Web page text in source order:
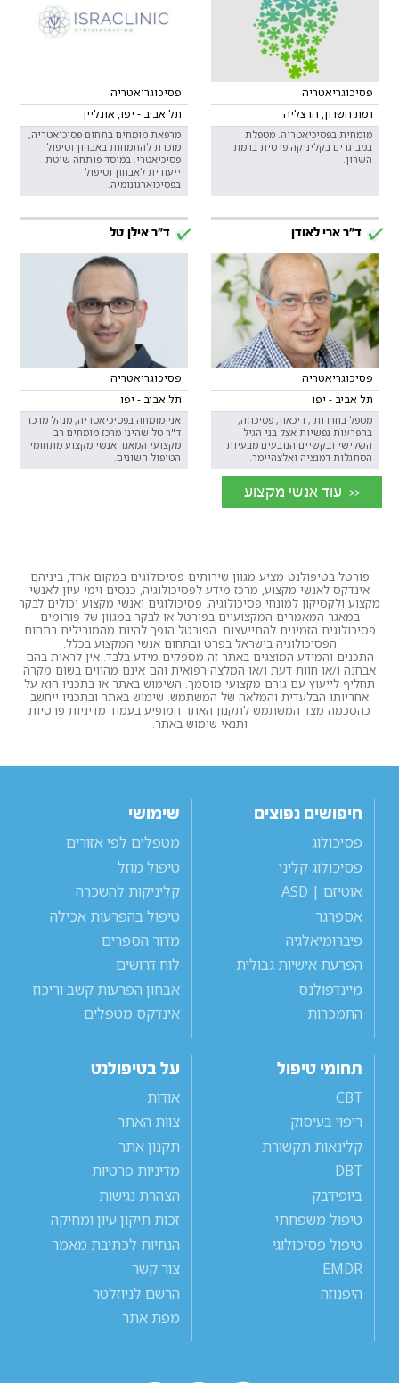
פסיכוגריאטריה
רמת השרון, הרצליה
מומחית בפסיכיאטריה. מטפלת
במבוגרים בקליניקה פרטית ברמת
השרון.
פסיכוגריאטריה
תל אביב - יפו, אונליין
מרפאת מומחים בתחום פסיכיאטריה,
מוכרת להתמחות באבחון וטיפול
פסיכיאטרי. במוסד פותחה שיטת
ייעודית לאבחון וטיפול
בפסיכוארגונומיה.
ד"ר ארי לאודן
פסיכוגריאטריה
תל אביב - יפו
מטפל בחרדות , דיכאון, פסיכוזה,
בהפרעות נפשיות אצל בני הגיל
השלישי ובקשיים הנובעים מבעיות
הסתגלות דמנציה ואלצהיימר.
ד"ר אילן טל
פסיכוגריאטריה
תל אביב - יפו
אני מומחה בפסיכיאטריה, מנהל מרכז
ד"ר טל שהינו מרכז מומחים רב
מקצועי המאגד אנשי מקצוע מתחומי
הטיפול השונים.
<< עוד אנשי מקצוע
פורטל בטיפולנט מציע מגוון שירותים פסיכולוגים במקום אחד, ביניהם
אינדקס לאנשי מקצוע, מרכז מידע לפסיכולוגיה, כנסים וימי עיון לאנשי
מקצוע ולקסיקון למונחי פסיכולוגיה. פסיכולוגים ואנשי מקצוע יכולים לבקר
במאגר המאמרים המקצועיים בפורטל או לבקר במגוון של פורומים
פסיכולוגים הזמינים להתייעצות. הפורטל הופך להיות מהמובילים בתחום
הפסיכולוגיה בישראל בפרט ובתחום אנשי המקצוע בכלל.
התכנים והמידע המוצגים באתר זה מספקים מידע בלבד. אין לראות בהם
אבחנה ו/או חוות דעת ו/או המלצה רפואית והם אינם מהווים בשום מקרה
תחליף לייעוץ עם גורם מקצועי מוסמך. השימוש באתר או בתכניו הוא על
אחריותו הבלעדית והמלאה של המשתמש. שימוש באתר ובתכניו ייחשב
כהסכמה מצד המשתמש לתקנון האתר המופיע בעמוד מדיניות פרטיות
ותנאי שימוש באתר.
חיפושים נפוצים
פסיכולוג
פסיכולוג קליני
אוטיזם | ASD
אספרגר
פיברומיאלגיה
הפרעת אישיות גבולית
מיינדפולנס
התמכרות
שימושי
מטפלים לפי אזורים
טיפול מוזל
קליניקות להשכרה
טיפול בהפרעות אכילה
מדור הספרים
לוח דרושים
אבחון הפרעות קשב וריכוז
אינדקס מטפלים
תחומי טיפול
CBT
ריפוי בעיסוק
קלינאות תקשורת
DBT
ביופידבק
טיפול משפחתי
טיפול פסיכולוגי
EMDR
היפנוזה
על בטיפולנט
אודות
צוות האתר
תקנון אתר
מדיניות פרטיות
הצהרת נגישות
זכות תיקון עיון ומחיקה
הנחיות לכתיבת מאמר
צור קשר
הרשם לניוזלטר
מפת אתר